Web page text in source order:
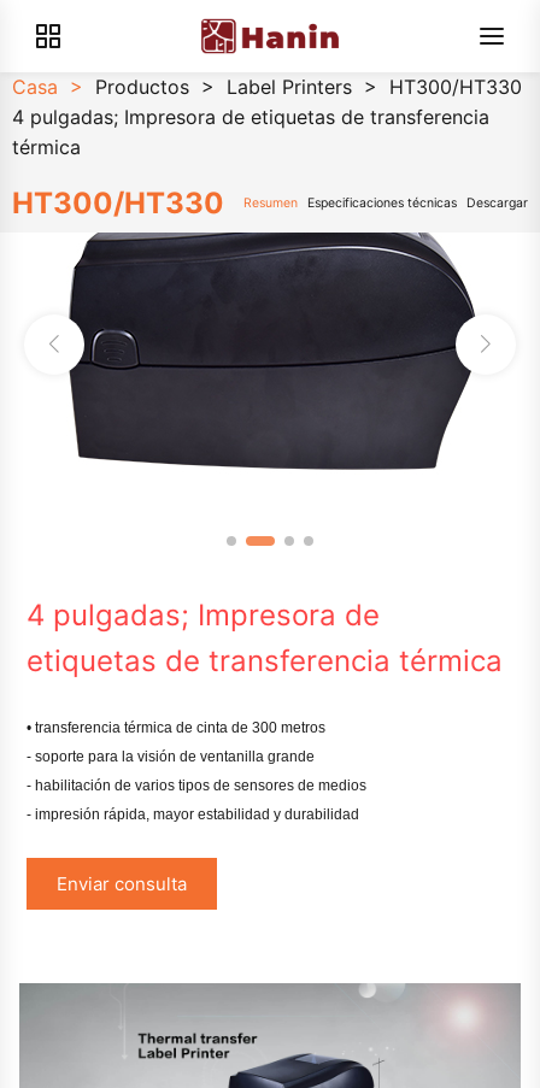
Casa > Productos > Label Printers >
HT300/HT330
4 pulgadas; Impresora de etiquetas de transferencia
térmica
HT300/HT330 Resumen Especificaciones técnicas Descargar
4 pulgadas; Impresora de
etiquetas de transferencia térmica
• transferencia térmica de cinta de 300 metros
- soporte para la visión de ventanilla grande
- habilitación de varios tipos de sensores de medios
- impresión rápida, mayor estabilidad y durabilidad
Enviar consulta